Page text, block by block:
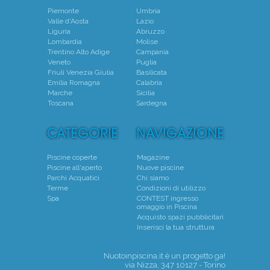
Piemonte
Valle d'Aosta
Liguria
Lombardia
Trentino Alto Adige
Veneto
Friuli Venezia Giulia
Emilia Romagna
Marche
Toscana
Umbria
Lazio
Abruzzo
Molise
Campania
Puglia
Basilicata
Calabria
Sicilia
Sardegna
Piscine coperte
Piscine all'aperto
Parchi Acquatici
Terme
Spa
Magazine
Nuove piscine
Chi siamo
Condizioni di utilizzo
CONTEST ingresso
omaggio in Piscina
Acquisto spazi pubblicitari
Inserisci la tua struttura
Nuotoinpiscina.it è un progetto ga!
via Nizza, 347 10127 - Torino